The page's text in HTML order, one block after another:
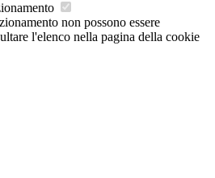
non possono essere
l'elenco nella pagina della cookie